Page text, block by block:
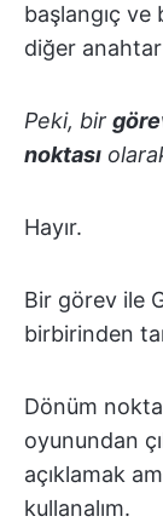
başlangıç
diğer
Peki, bir
noktası
Hayır.
Bir görev ile
birbirinden
Dönüm
oyunundan
açıklamak
kullanalım.